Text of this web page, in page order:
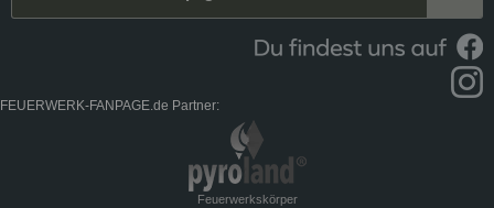
FEUERWERK-FANPAGE.de Partner:
Feuerwerkskörper